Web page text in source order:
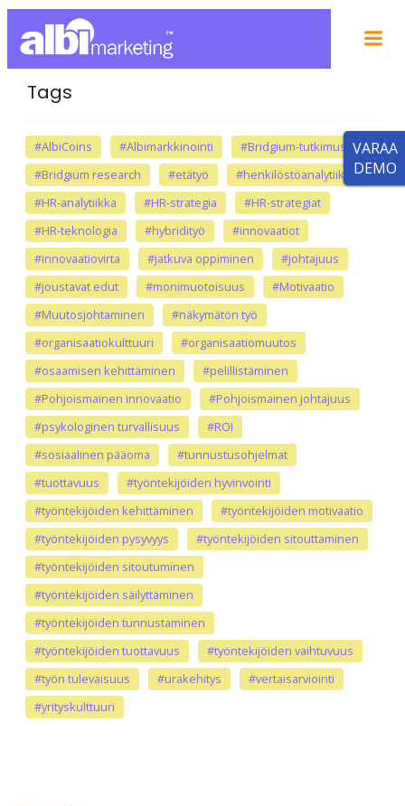
Tags
#AlbiCoins #Albimarkkinointi
#Bridgium-tutkimus
#Bridgium research
#etätyö
#henkilöstöanalytiikka
#HR-analytiikka
#HR-strategia
#HR-strategiat
#HR-teknologia
#hybridityö
#innovaatiot
#innovaatiovirta
#jatkuva oppiminen
#johtajuus
#joustavat edut
#monimuotoisuus
#Motivaatio
#Muutosjohtaminen
#näkymätön työ
#organisaatiokulttuuri
#organisaatiomuutos
#osaamisen kehittäminen
#pelillistäminen
#Pohjoismainen innovaatio
#Pohjoismainen johtajuus
#psykologinen turvallisuus
#ROI
#sosiaalinen pääoma
#tunnustusohjelmat
#tuottavuus
#työntekijöiden hyvinvointi
#työntekijöiden kehittäminen
#työntekijöiden motivaatio
#työntekijöiden pysyvyys
#työntekijöiden sitouttaminen
#työntekijöiden sitoutuminen
#työntekijöiden säilyttäminen
#työntekijöiden tunnustaminen
#työntekijöiden tuottavuus
#työntekijöiden vaihtuvuus
#työn tulevaisuus
#urakehitys
#vertaisarviointi
#yrityskulttuuri
VARAA
DEMO